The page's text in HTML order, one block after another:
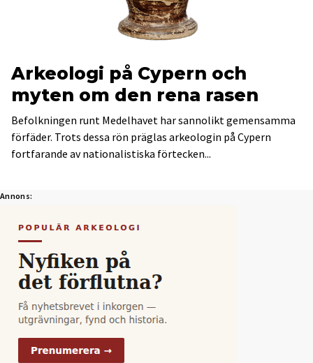
Arkeologi på Cypern och
myten om den rena rasen
Befolkningen runt Medelhavet har sannolikt gemensamma
förfäder. Trots dessa rön präglas arkeologin på Cypern
fortfarande av nationalistiska förtecken...
Annons: